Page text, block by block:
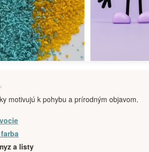
motivujú k pohybu a prírodným objavom.
a listy